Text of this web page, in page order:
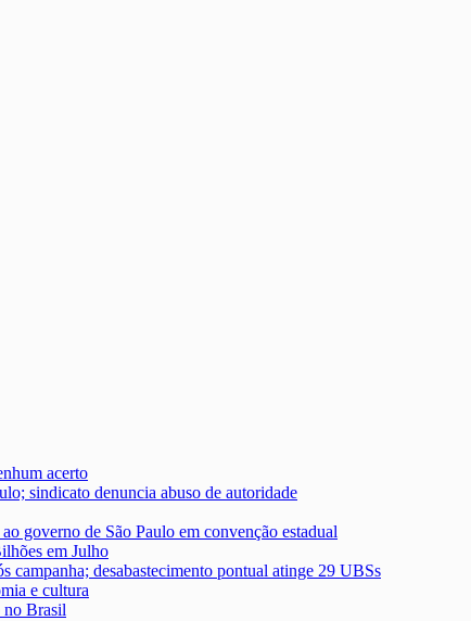
acerto
sindicato denuncia abuso de autoridade
governo de São Paulo em convenção estadual
em Julho
campanha; desabastecimento pontual atinge 29 UBSs
e cultura
no Brasil